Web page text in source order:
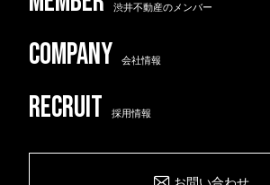
渋井不動産のメンバー
会社情報
採用情報